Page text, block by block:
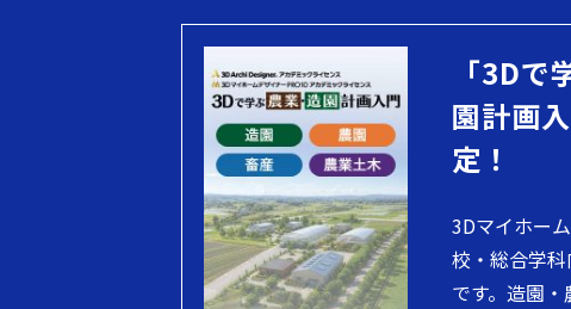
「3D
園計画
定！
3Dマイホー
校・総合学
です。造園